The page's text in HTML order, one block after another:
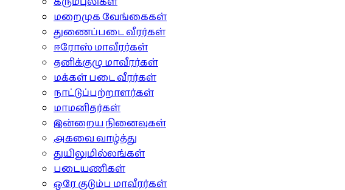
மறைமுக வேங்கைகள்
துணைப்படை வீரர்கள்
ஈரோஸ் மாவீரர்கள்
தனிக்குழு மாவீரர்கள்
மக்கள் படை வீரர்கள்
நாட்டுப்பற்றாளர்கள்
மாமனிதர்கள்
இன்றைய நினைவுகள்
அகவை வாழ்த்து
துயிலுமில்லங்கள்
படையணிகள்
ஒரே குடும்ப மாவீரர்கள்